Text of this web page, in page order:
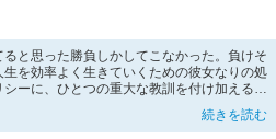
と思った勝負しかしてこなかった。負けそ
を効率よく生きていくための彼女なりの処
ーに、ひとつの重大な教訓を付け加えるこ
あったある日の午後、武田雄一に出会った
か仕事か愛かに揺れる大人の恋模様を描い
続きを読む